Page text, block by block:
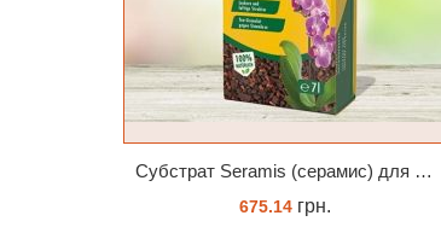
Субстрат Seramis (серамис) для орхідей 7 л заводське пакування
675.14грн.